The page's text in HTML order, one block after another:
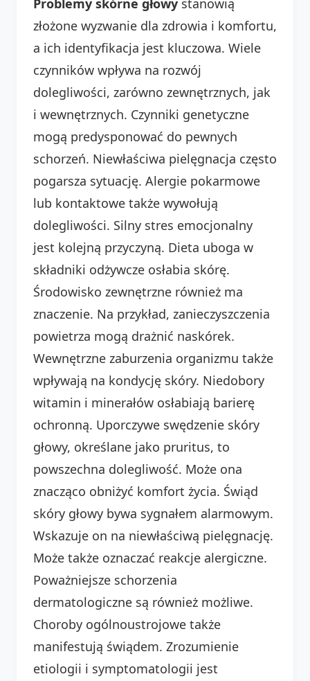
złożone wyzwanie dla zdrowia i komfortu,
a ich identyfikacja jest kluczowa. Wiele
czynników wpływa na rozwój
dolegliwości, zarówno zewnętrznych, jak
i wewnętrznych. Czynniki genetyczne
mogą predysponować do pewnych
schorzeń. Niewłaściwa pielęgnacja często
pogarsza sytuację. Alergie pokarmowe
lub kontaktowe także wywołują
dolegliwości. Silny stres emocjonalny
jest kolejną przyczyną. Dieta uboga w
składniki odżywcze osłabia skórę.
Środowisko zewnętrzne również ma
znaczenie. Na przykład, zanieczyszczenia
powietrza mogą drażnić naskórek.
Wewnętrzne zaburzenia organizmu także
wpływają na kondycję skóry. Niedobory
witamin i minerałów osłabiają barierę
ochronną. Uporczywe swędzenie skóry
głowy, określane jako pruritus, to
powszechna dolegliwość. Może ona
znacząco obniżyć komfort życia. Świąd
skóry głowy bywa sygnałem alarmowym.
Wskazuje on na niewłaściwą pielęgnację.
Może także oznaczać reakcje alergiczne.
Poważniejsze schorzenia
dermatologiczne są również możliwe.
Choroby ogólnoustrojowe także
manifestują świądem. Zrozumienie
etiologii i symptomatologii jest